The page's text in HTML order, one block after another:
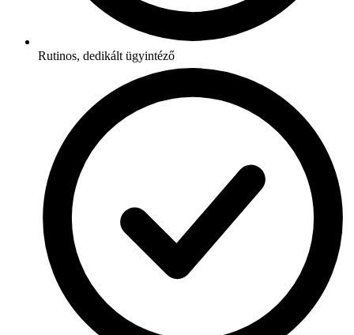
Rutinos, dedikált ügyintéző